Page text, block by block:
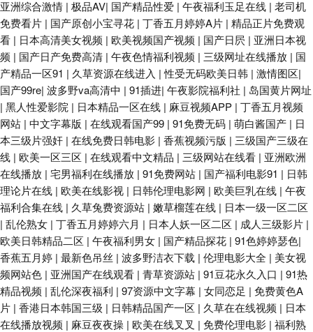
亚洲综合激情 | 极品AV| 国产精品性爱 | 午夜福利玉足在线 | 老司机
免费看片 | 国产原创小宝寻花 | 丁香五月婷婷A片 | 精品正片免费观
看 | 日本高清美女视频 | 欧美视频国产视频 | 国产日屄 | 亚洲日本视
频 | 国产日产免费高清 | 午夜色情福利视频 | 三级网址在线播放 | 国
产精品一区91 | 久草资源在线进入 |性受无码欧美日韩 | 激情图区|
国产99re| 波多野va高清中 | 91插进| 午夜影院福利社 | 岛国黄片网址
| 黑人性爱影院 | 日本精品一区在线 | 麻豆视频APP | 丁香五月视频
网站 | 中文字幕版 | 在线观看国产99 | 91免费无码 | 萌白酱国产 | 日
本三级片强奸 | 在线免费日韩电影 | 香蕉视频污版 | 三级国产三级在
线 | 欧美一区三区 | 在线观看中文精品 | 三级网站在线看 | 亚洲欧洲
在线播放 | 宅男福利在线播放 | 91免费网站 | 国产福利电影91 | 日韩
理论片在线 | 欧美在线影视 | 日韩伦理电影网 | 欧美巨乳在线 | 午夜
福利合集在线 | 久草兔费资源站 | 嫩草榴莲在线 | 日本一级一区二区
| 乱伦熟女 | 丁香五月婷婷六月 | 日本人妖一区二区 | 成人三级影片 |
欧美日韩精品二区 | 午夜福利男女 | 国产精品探花 | 91色婷婷瑟色|
香蕉五月婷 | 最新色吊丝 | 波多野洁衣下载 | 伦理电影大全 | 美女视
频网站色 | 亚洲国产在线观看 | 青草资源站 | 91豆花永久入口 | 91热
精品视频 | 乱伦深夜福利 | 97资源中文字幕 | 女同恋足 | 免费黄色A
片 | 香港日本韩国三级 | 日韩精品国产一区 | 久草在在线视频 | 日本
在线播放视频 | 麻豆夜夜操 | 欧美在线叉叉 | 免费伦理电影 | 福利熟